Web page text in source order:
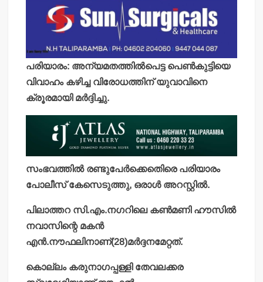
പരിയാരം: അന്യമതത്തില്‍പെട്ട പെണ്‍കുട്ടിയെ
വിവാഹം കഴിച്ച വിരോധത്തിന് യുവാവിനെ
ക്രൂരമായി മര്‍ദ്ദിച്ചു.
സംഭവത്തില്‍ രണ്ടുപേര്‍ക്കെതെിരെ പരിയാരം
പോലീസ് കേസെടുത്തു, ഒരാള്‍ അറസ്റ്റില്‍.
പിലാത്തറ സി.എം.നഗറിലെ കണ്‍മണി ഹൗസില്‍
നവാസിന്റെ മകന്‍
എന്‍.നൗഫലിനാണ്(28)മര്‍ദ്ദനമേറ്റത്.
കൊല്ലം കരുനാഗപ്പള്ളി തേവലക്കര